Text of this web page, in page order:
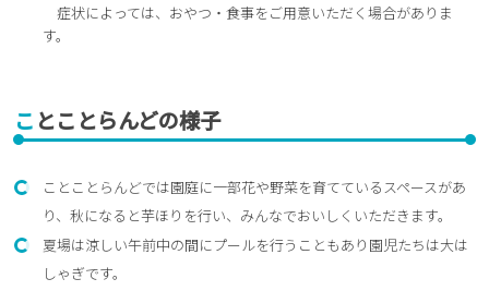
症状によっては、おやつ・食事をご用意いただく場合がありま
す。
ことことらんどの様子
ことことらんどでは園庭に一部花や野菜を育てているスペースがあ
り、秋になると芋ほりを行い、みんなでおいしくいただきます。
夏場は涼しい午前中の間にプールを行うこともあり園児たちは大は
しゃぎです。